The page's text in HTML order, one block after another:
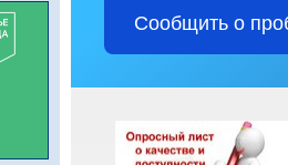
Сообщить о